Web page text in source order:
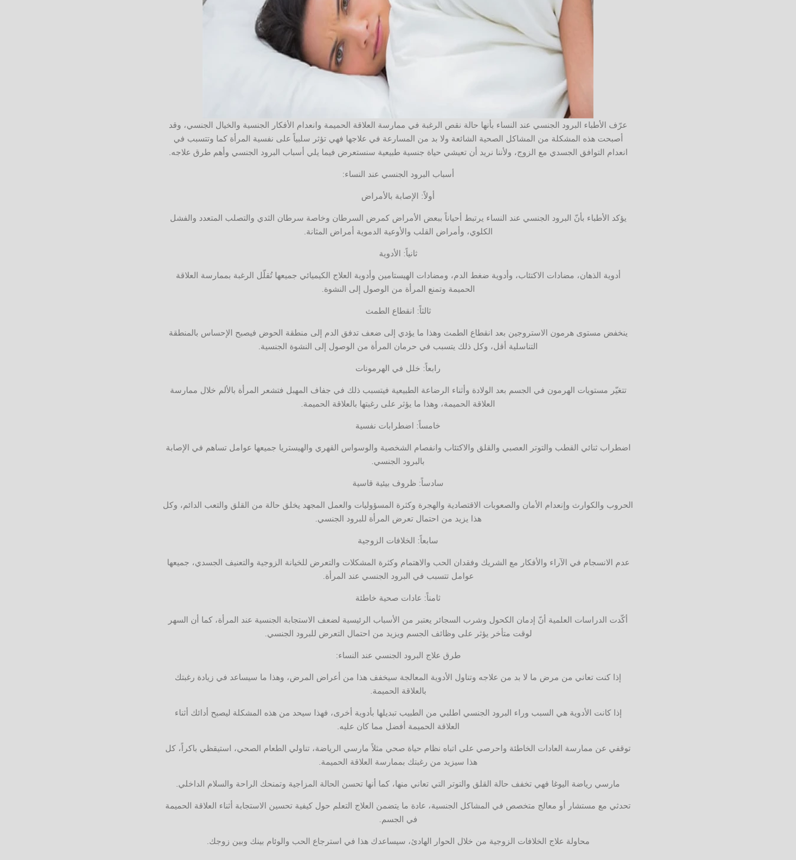
عرّف الأطباء البرود الجنسي عند النساء بأنها حالة نقص الرغبة في ممارسة العلاقة الحميمة وانعدام الأفكار الجنسية والخيال الجنسي، وقد
أصبحت هذه المشكلة من المشاكل الصحية الشائعة ولا بد من المسارعة في علاجها فهي تؤثر سلبياً على نفسية المرأة كما وتتسبب في
انعدام التوافق الجسدي مع الزوج، ولأننا نريد أن تعيشي حياة جنسية طبيعية سنستعرض فيما يلي أسباب البرود الجنسي وأهم طرق علاجه.
أسباب البرود الجنسي عند النساء:
أولاً: الإصابة بالأمراض
يؤكد الأطباء بأنّ البرود الجنسي عند النساء يرتبط أحياناً ببعض الأمراض كمرض السرطان وخاصة سرطان الثدي والتصلب المتعدد والفشل
الكلوي، وأمراض القلب والأوعية الدموية أمراض المثانة.
ثانياً: الأدوية
أدوية الذهان، مضادات الاكتئاب، وأدوية ضغط الدم، ومضادات الهيستامين وأدوية العلاج الكيميائي جميعها تُقلّل الرغبة بممارسة العلاقة
الحميمة وتمنع المرأة من الوصول إلى النشوة.
ثالثاً: انقطاع الطمث
ينخفض مستوى هرمون الاستروجين بعد انقطاع الطمث وهذا ما يؤدي إلى ضعف تدفق الدم إلى منطقة الحوض فيصبح الإحساس بالمنطقة
التناسلية أقل، وكل ذلك يتسبب في حرمان المرأة من الوصول إلى النشوة الجنسية.
رابعاً: خلل في الهرمونات
تتغيّر مستويات الهرمون في الجسم بعد الولادة وأثناء الرضاعة الطبيعية فيتسبب ذلك في جفاف المهبل فتشعر المرأة بالألم خلال ممارسة
العلاقة الحميمة، وهذا ما يؤثر على رغبتها بالعلاقة الحميمة.
خامساً: اضطرابات نفسية
اضطراب ثنائي القطب والتوتر العصبي والقلق والاكتئاب وانفصام الشخصية والوسواس القهري والهيستريا جميعها عوامل تساهم في الإصابة
بالبرود الجنسي.
سادساً: ظروف بيئية قاسية
الحروب والكوارث وإنعدام الأمان والصعوبات الاقتصادية والهجرة وكثرة المسؤوليات والعمل المجهد يخلق حالة من القلق والتعب الدائم، وكل
هذا يزيد من احتمال تعرض المرأة للبرود الجنسي.
سابعاً: الخلافات الزوجية
عدم الانسجام في الآراء والأفكار مع الشريك وفقدان الحب والاهتمام وكثرة المشكلات والتعرض للخيانة الزوجية والتعنيف الجسدي، جميعها
عوامل تتسبب في البرود الجنسي عند المرأة.
ثامناً: عادات صحية خاطئة
أكّدت الدراسات العلمية أنّ إدمان الكحول وشرب السجائر يعتبر من الأسباب الرئيسية لضعف الاستجابة الجنسية عند المرأة، كما أن السهر
لوقت متأخر يؤثر على وظائف الجسم ويزيد من احتمال التعرض للبرود الجنسي.
طرق علاج البرود الجنسي عند النساء:
إذا كنت تعاني من مرض ما لا بد من علاجه وتناول الأدوية المعالجة سيخفف هذا من أعراض المرض، وهذا ما سيساعد في زيادة رغبتك
بالعلاقة الحميمة.
إذا كانت الأدوية هي السبب وراء البرود الجنسي اطلبي من الطبيب تبديلها بأدوية أخرى، فهذا سيحد من هذه المشكلة ليصبح أدائك أثناء
العلاقة الحميمة أفضل مما كان عليه.
توقفي عن ممارسة العادات الخاطئة واحرصي على اتباه نظام حياة صحي مثلاً مارسي الرياضة، تناولي الطعام الصحي، استيقظي باكراً، كل
هذا سيزيد من رغبتك بممارسة العلاقة الحميمة.
مارسي رياضة اليوغا فهي تخفف حالة القلق والتوتر التي تعاني منها، كما أنها تحسن الحالة المزاجية وتمنحك الراحة والسلام الداخلي.
تحدثي مع مستشار أو معالج متخصص في المشاكل الجنسية، عادة ما يتضمن العلاج التعلم حول كيفية تحسين الاستجابة أثناء العلاقة الحميمة
في الجسم.
محاولة علاج الخلافات الزوجية من خلال الحوار الهادئ، سيساعدك هذا في استرجاع الحب والوئام بينك وبين زوجك.